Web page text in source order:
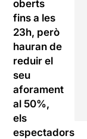
oberts
fins a les
23h, però
hauran de
reduir el
seu
aforament
al 50%,
els
espectadors